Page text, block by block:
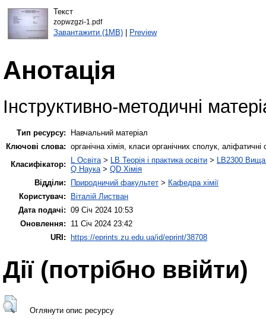
Текст
zopwzgzi-1.pdf
Завантажити (1MB)| Preview
Анотація
Інструктивно-методичні
Тип ресурсу:
Навчальний матеріал
Ключові слова: органічна хімія, класи органічних сполук,
Класифікатор:
L Освіта > LB Теорія і практика освіти > LB2300 Вища
Q Наука > QD Хімія
Відділи:
Природничий факультет > Кафедра хімії
Користувач:
Віталій Листван
Дата подачі: 09 Січ 2024 10:53
Оновлення:
11 Січ 2024 23:42
URI: https://eprints.zu.edu.ua/id/eprint/38708
Дії ​​(потрібно ввійти)
Оглянути опис ресурсу